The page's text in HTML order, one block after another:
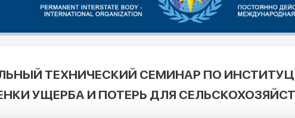
ТЕХНИЧЕСКИЙ СЕМИНАР ПО
УЩЕРБА И ПОТЕРЬ ДЛЯ